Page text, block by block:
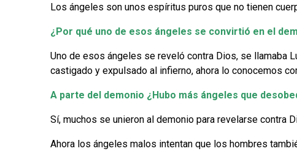
Los ángeles son unos espíritus puros que no tienen
¿Por qué uno de esos ángeles se convirtió en el
Uno de esos ángeles se reveló contra Dios, se llamaba
castigado y expulsado al infierno, ahora lo conocemos
A parte del demonio ¿Hubo más ángeles que
Sí, muchos se unieron al demonio para revelarse contra
Ahora los ángeles malos intentan que los hombres